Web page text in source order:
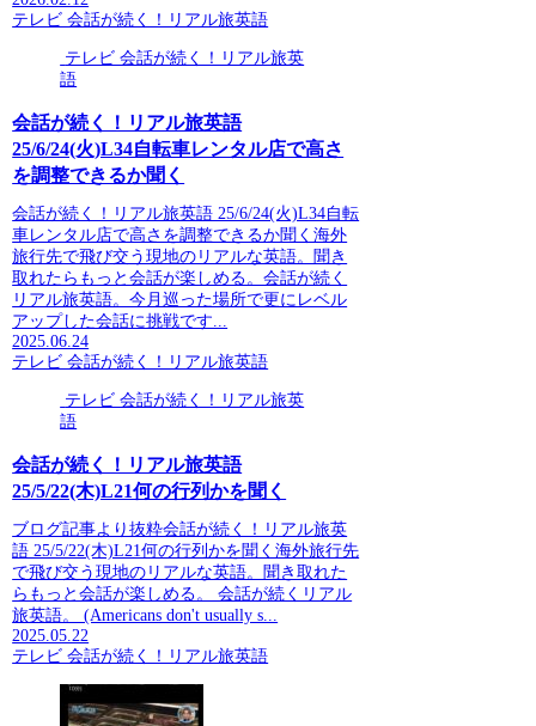
テレビ 会話が続く！リアル旅英語
テレビ 会話が続く！リアル旅英
語
会話が続く！リアル旅英語
25/6/24(火)L34自転車レンタル店で高さ
を調整できるか聞く
会話が続く！リアル旅英語 25/6/24(火)L34自転
車レンタル店で高さを調整できるか聞く海外
旅行先で飛び交う現地のリアルな英語。聞き
取れたらもっと会話が楽しめる。会話が続く
リアル旅英語。今月巡った場所で更にレベル
アップした会話に挑戦です...
2025.06.24
テレビ 会話が続く！リアル旅英語
テレビ 会話が続く！リアル旅英
語
会話が続く！リアル旅英語
25/5/22(木)L21何の行列かを聞く
ブログ記事より抜粋会話が続く！リアル旅英
語 25/5/22(木)L21何の行列かを聞く海外旅行先
で飛び交う現地のリアルな英語。聞き取れた
らもっと会話が楽しめる。 会話が続くリアル
旅英語。 (Americans don't usually s...
2025.05.22
テレビ 会話が続く！リアル旅英語